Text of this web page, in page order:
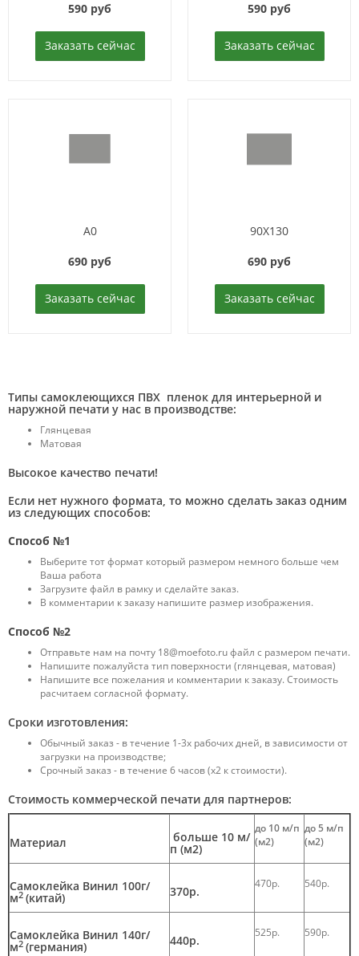
590 руб
Заказать сейчас
590 руб
Заказать сейчас
A0
690 руб
Заказать сейчас
90X130
690 руб
Заказать сейчас
Типы самоклеющихся ПВХ пленок для интерьерной и
наружной печати у нас в производстве:
Глянцевая
Матовая
Высокое качество печати!
Если нет нужного формата, то можно cделать заказ одним
из следующих способов:
Способ №1
Выберите тот формат который размером немного больше чем
Ваша работа
Загрузите файл в рамку и сделайте заказ.
В комментарии к заказу напишите размер изображения.
Способ №2
Отправьте нам на почту 18@moefoto.ru файл с размером печати.
Напишите пожалуйста тип поверхности (глянцевая, матовая)
Напишите все пожелания и комментарии к заказу. Стоимость
расчитаем согласной формату.
Сроки изготовления:
Обычный заказ - в течение 1-3х рабочих дней, в зависимости от
загрузки на производстве;
Срочный заказ - в течение 6 часов (х2 к стоимости).
Стоимость коммерческой печати для партнеров:
Материал больше 10 м/
п (м2)
до 10 м/п
(м2)
до 5 м/п
(м2)
Самоклейка Винил 100г/
м2 (китай) 370р.
470р. 540р.
Самоклейка Винил 140г/
м2 (германия) 440р.
525р. 590р.